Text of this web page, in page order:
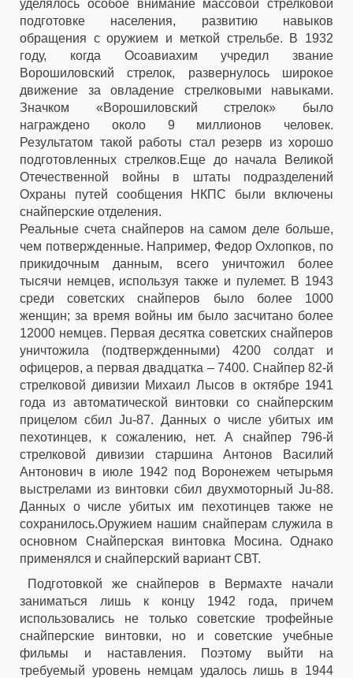
уделялось особое внимание массовой стрелковой
подготовке населения, развитию навыков
обращения с оружием и меткой стрельбе. В 1932
году, когда Осоавиахим учредил звание
Ворошиловский стрелок, развернулось широкое
движение за овладение стрелковыми навыками.
Значком «Ворошиловский стрелок» было
награждено около 9 миллионов человек.
Результатом такой работы стал резерв из хорошо
подготовленных стрелков.Еще до начала Великой
Отечественной войны в штаты подразделений
Охраны путей сообщения НКПС были включены
снайперские отделения.
Реальные счета снайперов на самом деле больше,
чем потвержденные. Например, Федор Охлопков, по
прикидочным данным, всего уничтожил более
тысячи немцев, используя также и пулемет. В 1943
среди советских снайперов было более 1000
женщин; за время войны им было засчитано более
12000 немцев. Первая десятка советских снайперов
уничтожила (подтвержденными) 4200 солдат и
офицеров, а первая двадцатка – 7400. Cнайпер 82-й
стрелковой дивизии Михаил Лысов в октябре 1941
года из автоматической винтовки со снайперским
прицелом сбил Ju-87. Данных о числе убитых им
пехотинцев, к сожалению, нет. А снайпер 796-й
стрелковой дивизии старшина Антонов Василий
Антонович в июле 1942 под Воронежем четырьмя
выстрелами из винтовки сбил двухмоторный Ju-88.
Данных о числе убитых им пехотинцев также не
сохранилось.Оружием нашим снайперам служила в
основном Снайперская винтовка Мосина. Однако
применялся и снайперский вариант СВТ.
Подготовкой же снайперов в Вермахте начали
заниматься лишь к концу 1942 года, причем
использовались не только советские трофейные
снайперские винтовки, но и советские учебные
фильмы и наставления. Поэтому выйти на
требуемый уровень немцам удалось лишь в 1944